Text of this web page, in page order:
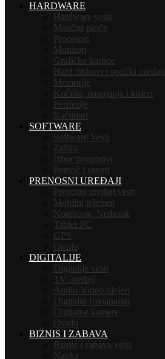
HARDWARE
Hardware vesti
Matične ploče
Procesori
Monitori
Grafičke kartice
Hard diskovi i optički uređaji
Memorije
Kućišta, napajanja i kuleri
Periferije
Računari
SOFTWARE
Software Vesti
Zaštita
Izbor programa
Pomoć i saveti
PRENOSNI UREĐAJI
Prenosni uređaji vesti
Mobilni telefoni
Notebook, Netbook
Tablet PC
GPS
Ostalo
DIGITALIJE
Digitalije vesti
TV uređaji
Audio-Video plejeri
Digitalni fotoaparati
Digitalne kamere
Ostalo
BIZNIS I ZABAVA
Biznis i zabava vesti
Nauka